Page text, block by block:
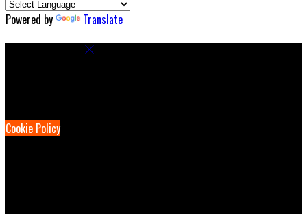
Powered by Translate
Cookie Policy